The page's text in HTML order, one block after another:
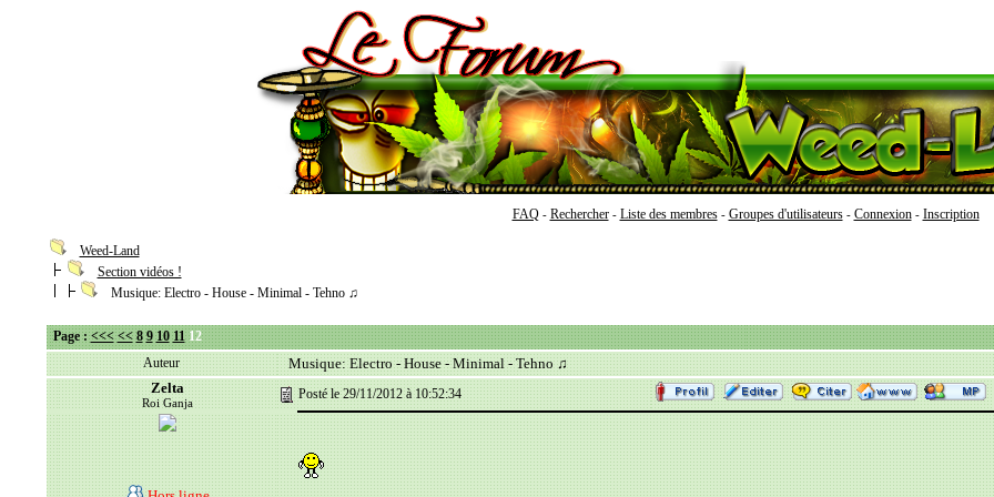
FAQ- Rechercher- Liste des membres- Groupes d'utilisateurs- Connexion- Inscription
Weed-Land
Section vidéos !
Musique: Electro - House - Minimal - Tehno ♫
Page :<<< << 8 9 10 11 12
Auteur
Musique: Electro - House - Minimal - Tehno ♫
Zelta
Roi Ganja
Posté le 29/11/2012 à 10:52:34